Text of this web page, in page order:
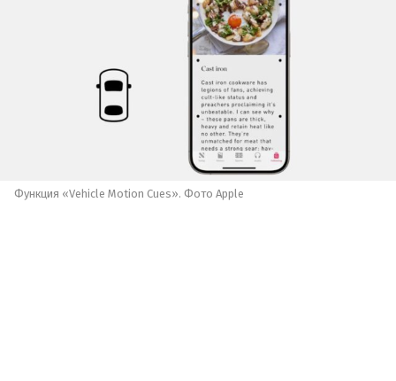
Функция «Vehicle Motion Cues». Фото Apple